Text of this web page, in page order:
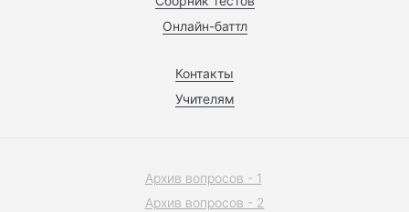
Онлайн-баттл
Контакты
Учителям
Архив вопросов - 1
Архив вопросов - 2